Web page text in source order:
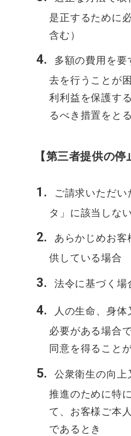
是正するために
含む）
多額の費用を
去を行うことが
利利益を保護す
るべき措置をと
【第三者提供の
ご請求いただ
タ」に該当しな
あらかじめお
供している場合
法令に基づく場
人の生命、身
必要がある場合
同意を得ること
公衆衛生の向
推進のために特
て、お客様ご本
であるとき